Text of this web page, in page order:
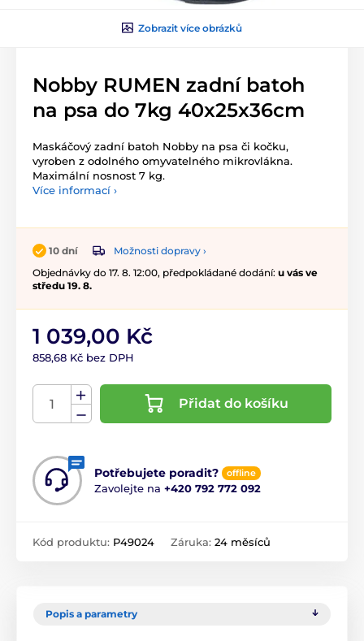
Zobrazit více obrázků
Nobby RUMEN zadní batoh
na psa do 7kg 40x25x36cm
Maskáčový zadní batoh Nobby na psa či kočku,
vyroben z odolného omyvatelného mikrovlákna.
Maximální nosnost 7 kg.
Více informací ›
10 dní
Možnosti dopravy ›
Objednávky do 17. 8. 12:00, předpokládané dodání: u vás ve
středu 19. 8.
1 039,00 Kč
858,68 Kč bez DPH
Přidat do košíku
Potřebujete poradit? offline
Zavolejte na +420 792 772 092
Kód produktu: P49024 Záruka: 24 měsíců
Popis a parametry